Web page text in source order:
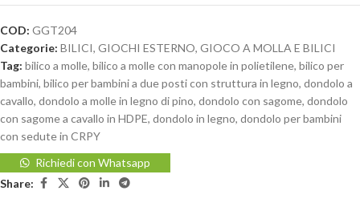
COD: GGT204
Categorie: BILICI, GIOCHI ESTERNO, GIOCO A MOLLA E BILICI
Tag: bilico a molle, bilico a molle con manopole in polietilene, bilico per
bambini, bilico per bambini a due posti con struttura in legno, dondolo a
cavallo, dondolo a molle in legno di pino, dondolo con sagome, dondolo
con sagome a cavallo in HDPE, dondolo in legno, dondolo per bambini
con sedute in CRPY
Richiedi con Whatsapp
Share: